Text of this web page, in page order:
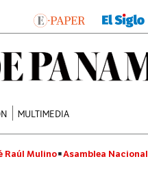
MULTIMEDIA
Raúl Mulino Asamblea Nacional